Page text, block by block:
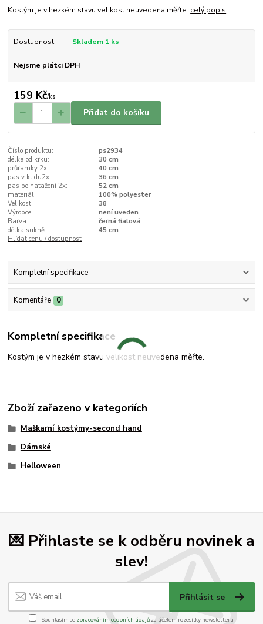
Kostým je v hezkém stavu velikost neuvedena měřte. celý popis
Dostupnost Skladem 1 ks
Nejsme plátci DPH
159 Kč/ks
Přidat do košíku
Číslo produktu:
ps2934
délka od krku:
30 cm
průramky 2x:
40 cm
pas v klidu2x:
36 cm
pas po natažení 2x:
52 cm
materiál:
100% polyester
Velikost:
38
Výrobce:
není uveden
Barva:
černá fialová
délka sukně:
45 cm
Hlídat cenu / dostupnost
Kompletní specifikace
Komentáře 0
Kompletní specifikace
Kostým je v hezkém stavu velikost neuvedena měřte.
Zboží zařazeno v kategoriích
Maškarní kostýmy-second hand
Dámské
Helloween
💌 Přihlaste se k odběru novinek a
slev!
Přihlásit se
Souhlasím se zpracováním osobních údajůza účelem rozesílky newsletteru.